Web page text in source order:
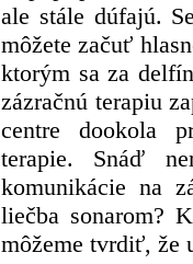
ale stále dúfajú.
môžete začuť
ktorým sa za
zázračnú terapiu
centre dookola
terapie. Snáď
komunikácie na
liečba sonarom?
môžeme tvrdiť, že